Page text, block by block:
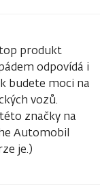
produkt
odpovídá i
budete moci na
vozů.
značky na
Automobil
je.)